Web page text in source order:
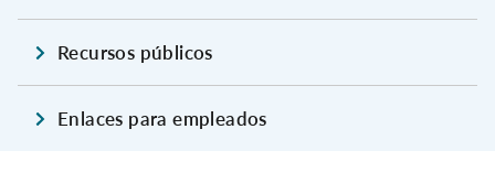
Recursos públicos
Enlaces para empleados